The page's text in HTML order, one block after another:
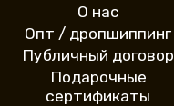
О нас
Опт / дропшиппинг
Публичный договор
Подарочные
сертификаты